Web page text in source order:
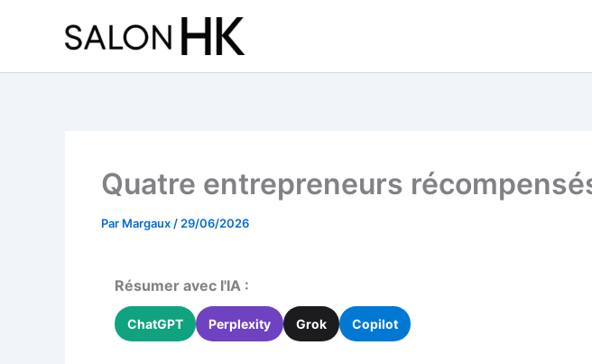
Quatre entrepreneurs
Par Margaux / 29/06/2026
Résumer avec l'IA :
ChatGPT Perplexity Grok Copilot